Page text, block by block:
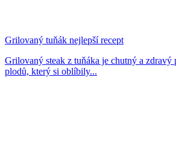
Grilovaný tuňák nejlepší recept
Grilovaný steak z tuňáka je chutný a zdravý
plodů, který si oblíbily...